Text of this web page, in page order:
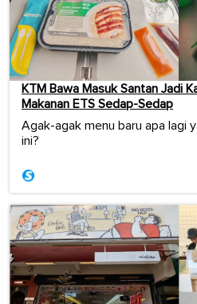
KTM Bawa Masuk Santan Jadi
Makanan ETS Sedap-Sedap
Agak-agak menu baru apa lagi
ini?